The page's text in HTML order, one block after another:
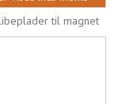
til magnet